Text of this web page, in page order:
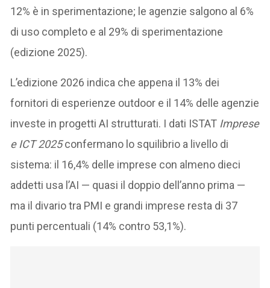
12% è in sperimentazione; le agenzie salgono al 6%
di uso completo e al 29% di sperimentazione
(edizione 2025).
L’edizione 2026 indica che appena il 13% dei
fornitori di esperienze outdoor e il 14% delle agenzie
investe in progetti AI strutturati. I dati ISTAT Imprese
e ICT 2025confermano lo squilibrio a livello di
sistema: il 16,4% delle imprese con almeno dieci
addetti usa l’AI — quasi il doppio dell’anno prima —
ma il divario tra PMI e grandi imprese resta di 37
punti percentuali (14% contro 53,1%).